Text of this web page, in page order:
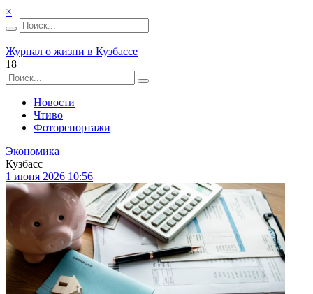
×
Журнал о жизни в Кузбассе
18+
Новости
Чтиво
Фоторепортажи
Экономика
Кузбасс
1 июня 2026 10:56